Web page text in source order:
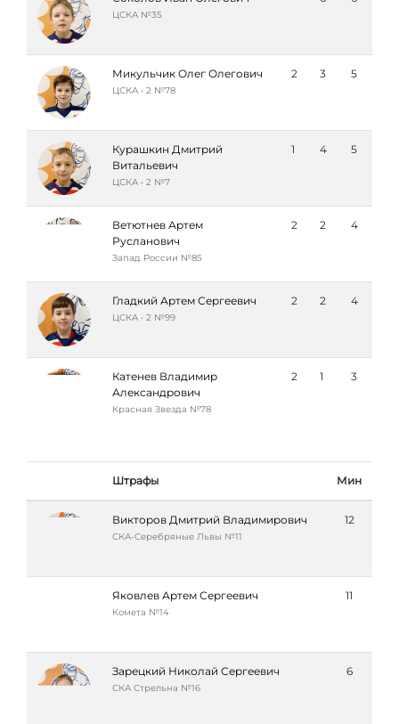
ЦСКА №35
Микульчик Олег Олегович
ЦСКА • 2 №78
2 3 5
Курашкин Дмитрий
Витальевич
ЦСКА • 2 №7
1 4 5
Ветютнев Артем
Русланович
Запад России №85
2 2 4
Гладкий Артем Сергеевич
ЦСКА • 2 №99
2 2 4
Катенев Владимир
Александрович
Красная Звезда №78
2 1 3
Штрафы Мин
Викторов Дмитрий Владимирович
СКА-Серебряные Львы №11
12
Яковлев Артем Сергеевич
Комета №14
11
Зарецкий Николай Сергеевич
СКА Стрельна №16
6